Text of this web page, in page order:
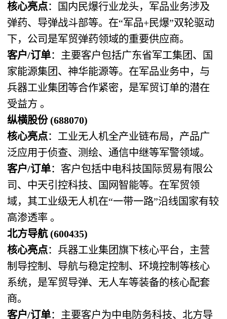
核心亮点：国内民爆行业龙头，军品业务涉及
弹药、导弹战斗部等。在“军品+民爆”双轮驱动
下，公司是军贸弹药领域的重要供应商。
客户/订单：主要客户包括广东省军工集团、国
家能源集团、神华能源等。在军品业务中，与
兵器工业集团等合作紧密，是军贸订单的潜在
受益方 。
纵横股份 (688070)
核心亮点：工业无人机全产业链布局，产品广
泛应用于侦查、测绘、通信中继等军警领域。
客户/订单：客户包括中电科技国际贸易有限公
司、中天引控科技、国网智能等。在军贸领
域，其工业级无人机在“一带一路”沿线国家有较
高渗透率 。
北方导航 (600435)
核心亮点：兵器工业集团旗下核心平台，主营
制导控制、导航与稳定控制、环境控制等核心
系统，是军贸导弹、无人车等装备的核心配套
商。
客户/订单：主要客户为中电防务科技、北方导